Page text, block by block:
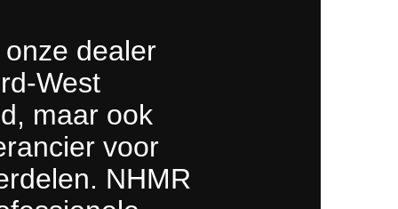
dealer
West
maar ook
voor
NHMR